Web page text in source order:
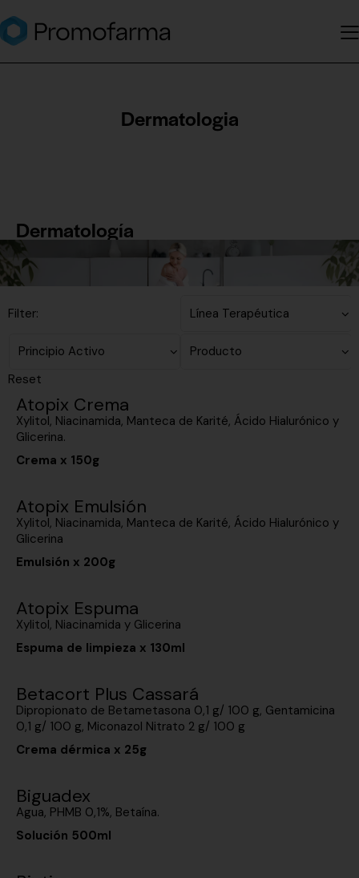
Dermatologia
Dermatología
Filter:
Reset
Atopix Crema
Xylitol, Niacinamida, Manteca de Karité, Ácido Hialurónico y
Glicerina.
Crema x 150g
Atopix Emulsión
Xylitol, Niacinamida, Manteca de Karité, Ácido Hialurónico y
Glicerina
Emulsión x 200g
Atopix Espuma
Xylitol, Niacinamida y Glicerina
Espuma de limpieza x 130ml
Betacort Plus Cassará
Dipropionato de Betametasona 0,1 g/ 100 g, Gentamicina
0,1 g/ 100 g, Miconazol Nitrato 2 g/ 100 g
Crema dérmica x 25g
Biguadex
Agua, PHMB 0,1%, Betaína.
Solución 500ml